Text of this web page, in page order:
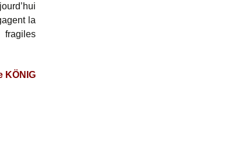
la
fragiles
KÖNIG